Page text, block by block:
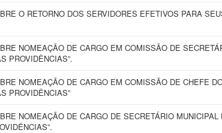
O RETORNO DOS SERVIDORES EFETIVOS PARA
NOMEAÇÃO DE CARGO EM COMISSÃO DE
PROVIDÊNCIAS”.
NOMEAÇÃO DE CARGO EM COMISSÃO DE CHEFE
PROVIDÊNCIAS”
NOMEAÇÃO DE CARGO DE SECRETÁRIO